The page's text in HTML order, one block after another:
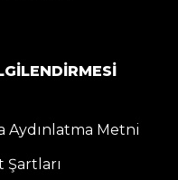
Aydınlatma Metni
Şartları